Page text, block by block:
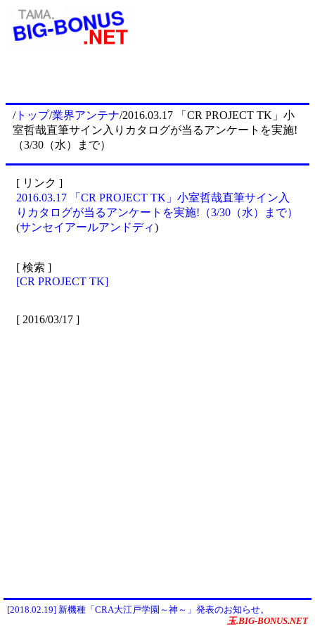
/トップ/業界アンテナ/2016.03.17 「CR PROJECT TK」小
室哲哉直筆サイン入りカタログが当るアンケートを実施!
（3/30（水）まで）
[ リンク ]
2016.03.17 「CR PROJECT TK」小室哲哉直筆サイン入
りカタログが当るアンケートを実施!（3/30（水）まで）
(サンセイアールアンドディ)
[ 検索 ]
[CR PROJECT TK]
[ 2016/03/17 ]
[2018.02.19] 新機種「CRA大江戸学園～神～」発表のお知らせ。
玉.BIG-BONUS.NET